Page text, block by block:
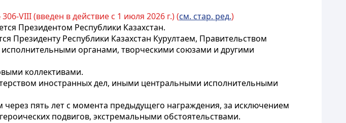
VIII (введен в действие с 1 июля 2026 г.) (см. стар. ред.)
Президентом Республики Казахстан.
Президенту Республики Казахстан Курултаем, Правительством
органами, творческими союзами и другими
коллективами.
иностранных дел, иными центральными исполнительными
пять лет с момента предыдущего награждения, за исключением
подвигов, экстремальными обстоятельствами.